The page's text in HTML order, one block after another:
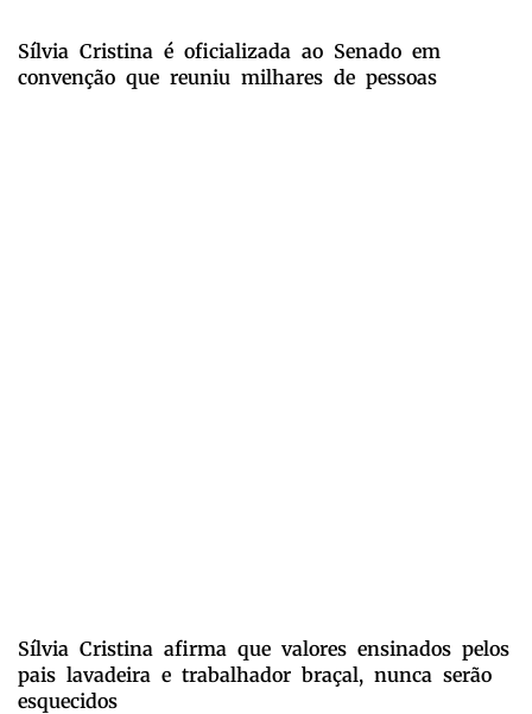
Sílvia Cristina é oficializada ao Senado em
convenção que reuniu milhares de pessoas
Sílvia Cristina afirma que valores ensinados pelos
pais lavadeira e trabalhador braçal, nunca serão
esquecidos